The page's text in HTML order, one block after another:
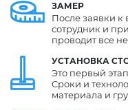
ЗАМЕР
УСТАНОВКА
После заявки к
сотрудник и
проводит все
Это первый
Сроки и
материала и